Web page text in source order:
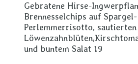
Gebratene Hirse-
Brennesselchips auf Spargel-
Perlemmerrisotto, sautierten
und buntem Salat 19